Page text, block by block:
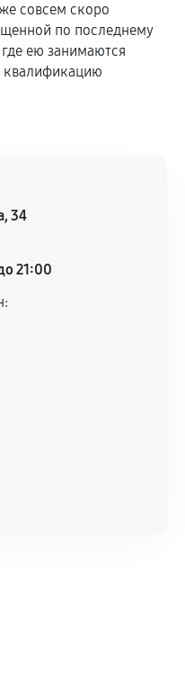
совсем скоро
по последнему
ею занимаются
34
21:00